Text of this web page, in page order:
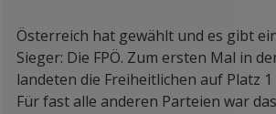
Österreich hat gewählt und es gibt
Sieger: Die FPÖ. Zum ersten Mal in
landeten die Freiheitlichen auf Platz 1
Für fast alle anderen Parteien war